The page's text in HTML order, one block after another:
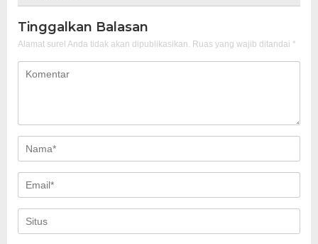
Tinggalkan Balasan
Alamat surel Anda tidak akan dipublikasikan. Ruas yang wajib ditandai *